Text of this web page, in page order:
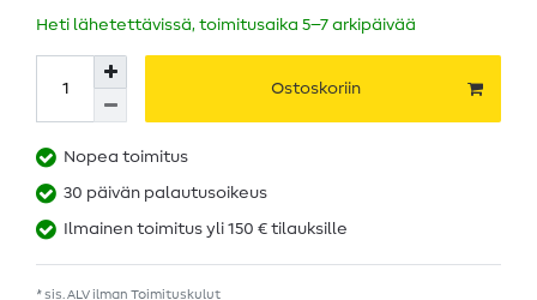
Heti lähetettävissä, toimitusaika 5–7 arkipäivää
Ostoskoriin
Nopea toimitus
30 päivän palautusoikeus
Ilmainen toimitus yli 150 € tilauksille
* sis. ALV ilman Toimituskulut